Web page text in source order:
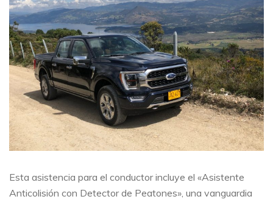
Esta asistencia para el conductor incluye el «Asistente
Anticolisión con Detector de Peatones», una vanguardia